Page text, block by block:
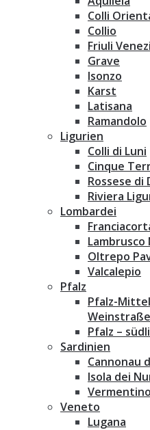
Colli
Collio
Friuli
Grave
Isonzo
Karst
Latisana
Ramandolo
Ligurien
Colli di Luni
Cinque
Rossese di
Riviera
Lombardei
Oltrepo
Valcalepio
Pfalz
Pfalz-
Weinstraße
Pfalz –
Sardinien
Cannonau
Isola dei
Veneto
Lugana